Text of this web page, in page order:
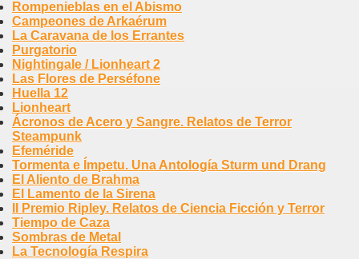
Rompenieblas en el Abismo
Campeones de Arkaérum
La Caravana de los Errantes
Purgatorio
Nightingale / Lionheart 2
Las Flores de Perséfone
Huella 12
Lionheart
Ácronos de Acero y Sangre. Relatos de Terror
Steampunk
Efeméride
Tormenta e Ímpetu. Una Antología Sturm und Drang
El Aliento de Brahma
El Lamento de la Sirena
II Premio Ripley. Relatos de Ciencia Ficción y Terror
Tiempo de Caza
Sombras de Metal
La Tecnología Respira